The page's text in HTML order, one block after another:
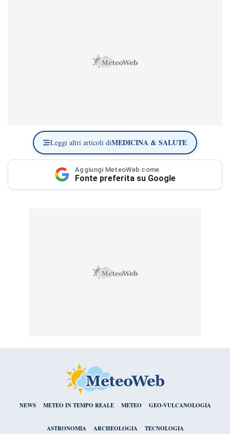
Leggi altri articoli diMEDICINA & SALUTE
Aggiungi MeteoWeb come
Fonte preferita su Google
NEWS METEO IN TEMPO REALE METEO GEO-VULCANOLOGIA
ASTRONOMIA ARCHEOLOGIA TECNOLOGIA